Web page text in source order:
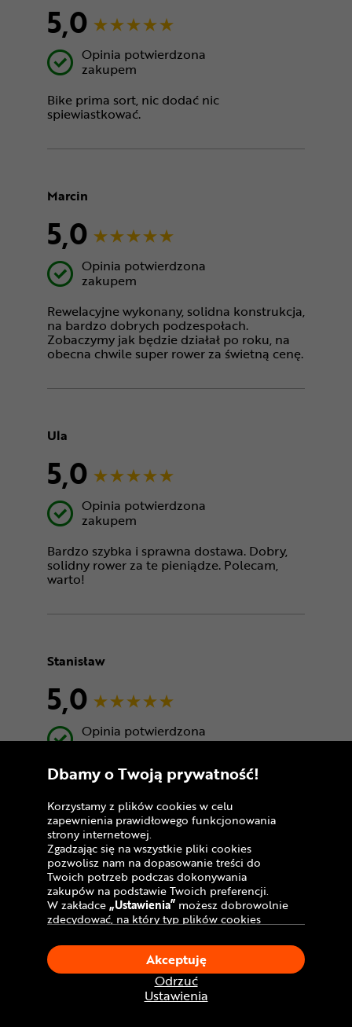
5,0
Opinia potwierdzona
zakupem
Bike prima sort, nic dodać nic
spiewiastkować.
Marcin
5,0
Opinia potwierdzona
zakupem
Rewelacyjne wykonany, solidna konstrukcja,
na bardzo dobrych podzespołach.
Zobaczymy jak będzie działał po roku, na
obecna chwile super rower za świetną cenę.
Ula
5,0
Opinia potwierdzona
zakupem
Bardzo szybka i sprawna dostawa. Dobry,
solidny rower za te pieniądze. Polecam,
warto!
Stanisław
5,0
Opinia potwierdzona
zakupem
Super rower za te pieniądze.
Andrzej
5,0
Opinia potwierdzona
zakupem
Dbamy o Twoją prywatność!
Korzystamy z plików cookies w celu
zapewnienia prawidłowego funkcjonowania
strony internetowej.
Zgadzając się na wszystkie pliki cookies
pozwolisz nam na dopasowanie treści do
Twoich potrzeb podczas dokonywania
zakupów na podstawie Twoich preferencji.
W zakładce„Ustawienia” możesz dobrowolnie
zdecydować, na który typ plików cookies
Klikając„Akceptuję”, wyrażasz zgodę na
stosowanie ciasteczek zgodnie z ustawieniami
Twojej przeglądarki.
W dowolnym momencie, możesz dokonać
zmiany swojego wyboru klikając opcję
Ustawienia
Odrzuć
Akceptuję